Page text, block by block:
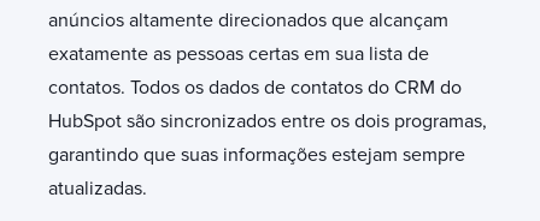
anúncios altamente direcionados que alcançam
exatamente as pessoas certas em sua lista de
contatos. Todos os dados de contatos do CRM do
HubSpot são sincronizados entre os dois programas,
garantindo que suas informações estejam sempre
atualizadas.